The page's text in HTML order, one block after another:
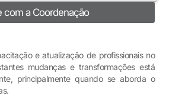
com a Coordenação
e atualização de profissionais no
mudanças e transformações está
principalmente quando se aborda o